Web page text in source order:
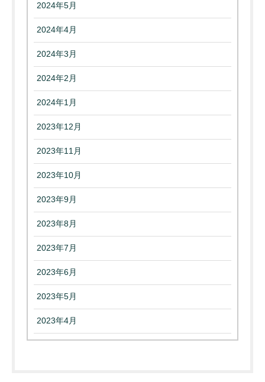
2024年5月
2024年4月
2024年3月
2024年2月
2024年1月
2023年12月
2023年11月
2023年10月
2023年9月
2023年8月
2023年7月
2023年6月
2023年5月
2023年4月